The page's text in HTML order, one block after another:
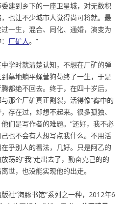
建到乡下的一座卫星城，对无数积
也让不少城市人觉得尚可将就。最
一生，混合、同化、通婚，演变为
厂矿人。”
学时就清楚认知，不想在厂矿的弹
墓地躺平蝇营狗苟终了一生，于是
都绝不回去。终于，在四十岁后，
那个厂矿真正割裂，活得像“雾中的
存在过，却想不起来。很多孤独、
们是写作者的难题。”还好，我不必
也不会有人想写点我什么。不用活
乎别人的看法，几好。只是阿乙的
荡的“我”走出去了，勤奋克己的的
世，也没能实现他的出走。
社“海豚书馆”系列之一种，2012年6